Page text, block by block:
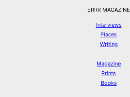
ERRR MAGAZINE
Interviews
Places
Writing
Magazine
Prints
Books